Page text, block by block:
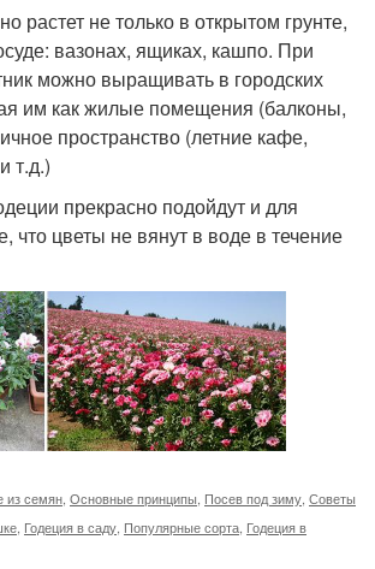
растет не только в открытом грунте,
вазонах, ящиках, кашпо. При
можно выращивать в городских
им как жилые помещения (балконы,
пространство (летние кафе,
т.д.)
прекрасно подойдут и для
что цветы не вянут в воде в течение
из семян, Основные принципы, Посев под зиму, Советы
, Годеция в саду, Популярные сорта, Годеция в